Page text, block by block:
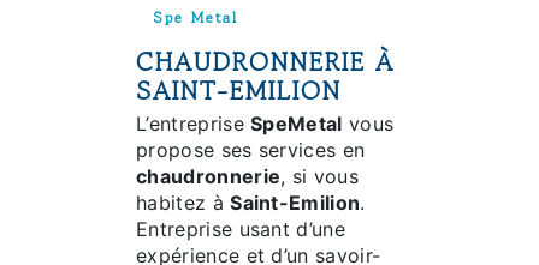
Spe Metal
CHAUDRONNERIE À
SAINT-EMILION
L’entrepriseSpeMetal vous
propose ses services en
chaudronnerie, si vous
habitez àSaint-Emilion.
Entreprise usant d’une
expérience et d’un savoir-